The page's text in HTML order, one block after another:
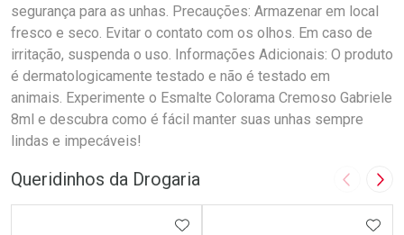
segurança para as unhas. Precauções: Armazenar em local
fresco e seco. Evitar o contato com os olhos. Em caso de
irritação, suspenda o uso. Informações Adicionais: O produto
é dermatologicamente testado e não é testado em
animais. Experimente o Esmalte Colorama Cremoso Gabriele
8ml e descubra como é fácil manter suas unhas sempre
lindas e impecáveis!
Queridinhos da Drogaria Imagem
ADICIONAR AOS FAVORITOS